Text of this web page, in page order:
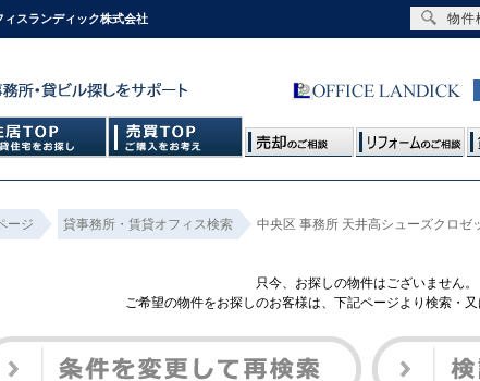
スランディック株式会社
ージ 貸事務所・賃貸オフィス検索 中央区 事務所 天井高シューズクロゼ
只今、お探しの物件はございません。
ご希望の物件をお探しのお客様は、下記ページより検索・又
物件